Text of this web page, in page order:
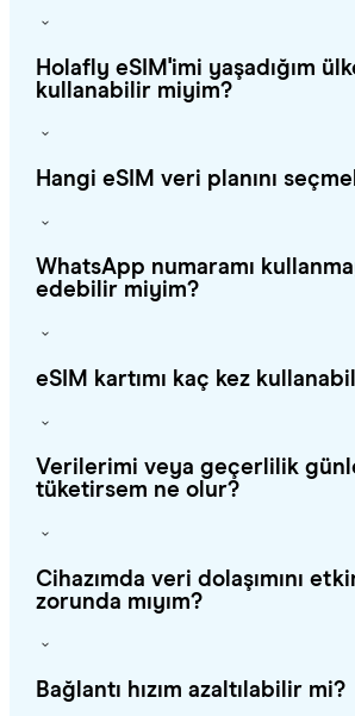
Holafly eSIM'imi yaşadığım
kullanabilir miyim?
Hangi eSIM veri planını
WhatsApp numaramı
edebilir miyim?
eSIM kartımı kaç kez
Verilerimi veya geçerlilik
tüketirsem ne olur?
Cihazımda veri dolaşımını
zorunda mıyım?
Bağlantı hızım azaltılabilir mi?